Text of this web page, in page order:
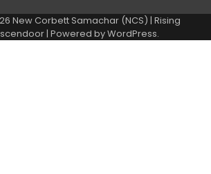
New Corbett Samachar (NCS) | Rising
| Powered byWordPress.